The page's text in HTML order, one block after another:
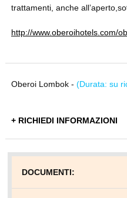
trattamenti, anche
http://www.oberoihotels.com/
Oberoi Lombok - (Durata: su
+ RICHIEDI INFORMAZIONI
DOCUMENTI: